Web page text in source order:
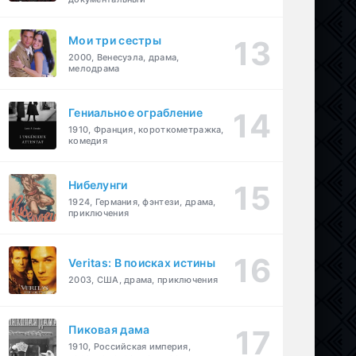
Мои три сестры
2000, Венесуэла, драма,
мелодрама
Гениальное ограбление
1910, Франция, короткометражка,
комедия
Нибелунги
1924, Германия, фэнтези, драма,
приключения
Veritas: В поисках истины
2003, США, драма, приключения
Пиковая дама
1910, Российская империя,